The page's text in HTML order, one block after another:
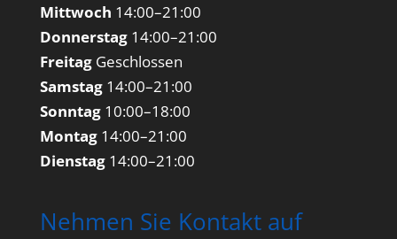
Mittwoch 14:00–21:00
Donnerstag14:00–21:00
FreitagGeschlossen
Samstag14:00–21:00
Sonntag10:00–18:00
Montag14:00–21:00
Dienstag14:00–21:00
Nehmen Sie Kontakt auf